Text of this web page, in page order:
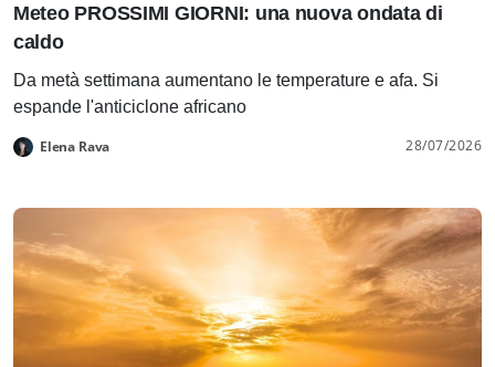
Meteo PROSSIMI GIORNI: una nuova ondata di
caldo
Da metà settimana aumentano le temperature e afa. Si
espande l'anticiclone africano
Elena Rava 28/07/2026